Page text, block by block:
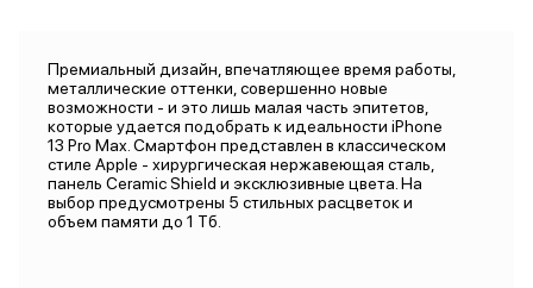
Премиальный дизайн, впечатляющее время работы,
металлические оттенки, совершенно новые
возможности - и это лишь малая часть эпитетов,
которые удается подобрать к идеальности iPhone
13 Pro Max. Смартфон представлен в классическом
стиле Apple - хирургическая нержавеющая сталь,
панель Ceramic Shield и эксклюзивные цвета. На
выбор предусмотрены 5 стильных расцветок и
объем памяти до 1 Тб.